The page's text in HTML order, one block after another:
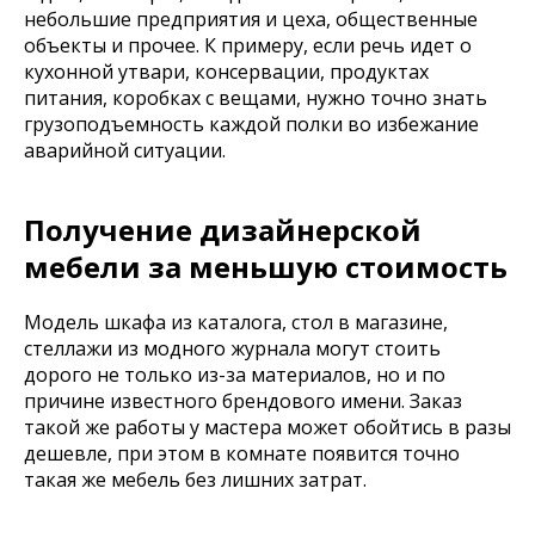
небольшие предприятия и цеха, общественные
объекты и прочее. К примеру, если речь идет о
кухонной утвари, консервации, продуктах
питания, коробках с вещами, нужно точно знать
грузоподъемность каждой полки во избежание
аварийной ситуации.
Получение дизайнерской
мебели за меньшую стоимость
Модель шкафа из каталога, стол в магазине,
стеллажи из модного журнала могут стоить
дорого не только из-за материалов, но и по
причине известного брендового имени. Заказ
такой же работы у мастера может обойтись в разы
дешевле, при этом в комнате появится точно
такая же мебель без лишних затрат.